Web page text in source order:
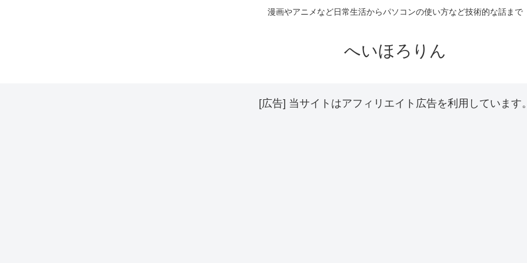
漫画やアニメなど日常生活からパソコンの使い方など技術的な話まで
へいほろりん
[広告] 当サイトはアフィリエイト広告を利用しています